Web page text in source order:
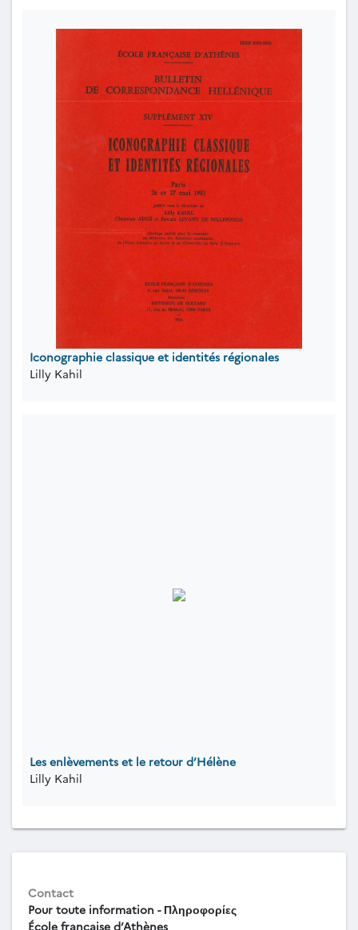
Iconographie classique et identités régionales
Lilly Kahil
Les enlèvements et le retour d’Hélène
Lilly Kahil
Contact
Pour toute information - Πληροφορίες
École française d’Athènes